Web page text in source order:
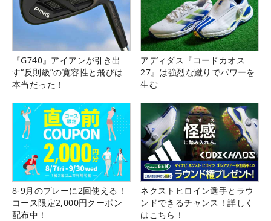
『G740』アイアンが引き出
す“反則級”の寛容性と飛びは
本当だった！
アディダス『コードカオス
27』は強烈な蹴りでパワーを
生む
8-9月のプレーに2回使える！
コース限定2,000円クーポン
配布中！
ネクストヒロイン選手とラウ
ンドできるチャンス！詳しく
はこちら！